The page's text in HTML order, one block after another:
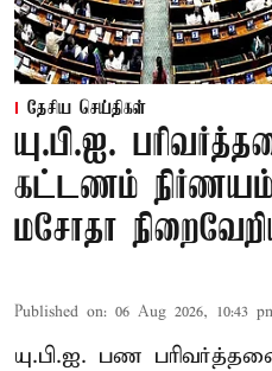
தேசிய செய்திகள்
யு.பி.ஐ.
கட்டணம்
மசோதா
Published on: 06 Aug 2026, 10:43
யு.பி.ஐ. பண